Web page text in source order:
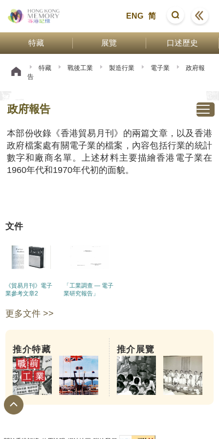
ENG 简
特藏 展覽 口述歷史
特藏 戰後工業 製造行業 電子業
政府報
告
政府報告
本部份收錄《香港貿易月刊》的兩篇文章，以及香港
政府檔案處有關電子業的檔案，內容包括行業的統計
數字和廠商名單。上述材料主要描繪香港電子業在
1960年代和1970年代初的面貌。
文件
《貿易月刊》電子
業參考文章2
「工業調查 — 電子
業研究報告」
更多文件 >>
推介特藏 推介展覽